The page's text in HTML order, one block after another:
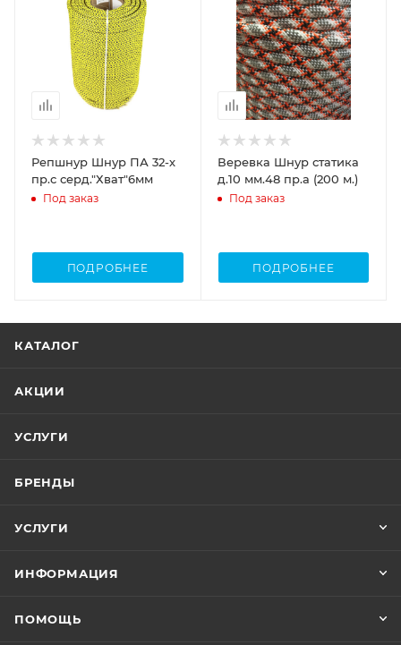
Репшнур Шнур ПА 32-х
пр.с серд."Хват"6мм
Под заказ
ПОДРОБНЕЕ
Веревка Шнур статика
д.10 мм.48 пр.а (200 м.)
Под заказ
ПОДРОБНЕЕ
КАТАЛОГ
АКЦИИ
УСЛУГИ
БРЕНДЫ
УСЛУГИ
ИНФОРМАЦИЯ
ПОМОЩЬ